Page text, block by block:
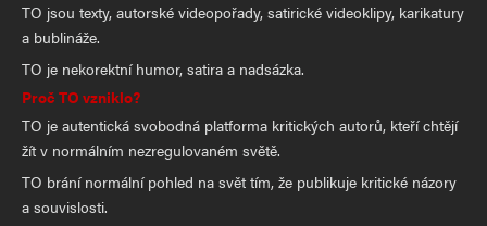
TO jsou texty, autorské videopořady, satirické videoklipy, karikatury
a bublináže.
TO je nekorektní humor, satira a nadsázka.
Proč TO vzniklo?
TO je autentická svobodná platforma kritických autorů, kteří chtějí
žít v normálním nezregulovaném světě.
TO brání normální pohled na svět tím, že publikuje kritické názory
a souvislosti.